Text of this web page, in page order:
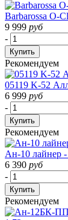
Barbarossa O-
9 999 руб
-
Купить
Рекомендуем
05119 K-52
6 999 руб
-
Купить
Рекомендуем
Ан-10 лайнер
6 390 руб
-
Купить
Рекомендуем